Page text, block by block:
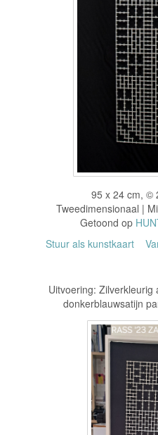
95 x 24 cm, ©
Tweedimensionaal |
Getoond op
Stuur als kunstkaart
Uitvoering:
donkerblauwsatijn